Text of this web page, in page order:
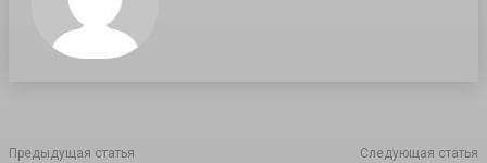
Предыдущая статья Следующая статья